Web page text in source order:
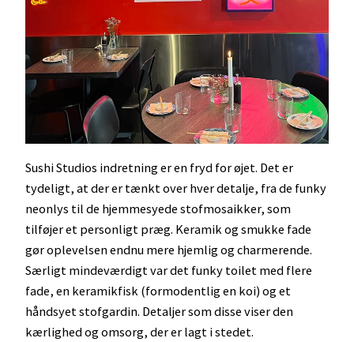
Sushi Studios indretning er en fryd for øjet. Det er
tydeligt, at der er tænkt over hver detalje, fra de funky
neonlys til de hjemmesyede stofmosaikker, som
tilføjer et personligt præg. Keramik og smukke fade
gør oplevelsen endnu mere hjemlig og charmerende.
Særligt mindeværdigt var det funky toilet med flere
fade, en keramikfisk (formodentlig en koi) og et
håndsyet stofgardin. Detaljer som disse viser den
kærlighed og omsorg, der er lagt i stedet.